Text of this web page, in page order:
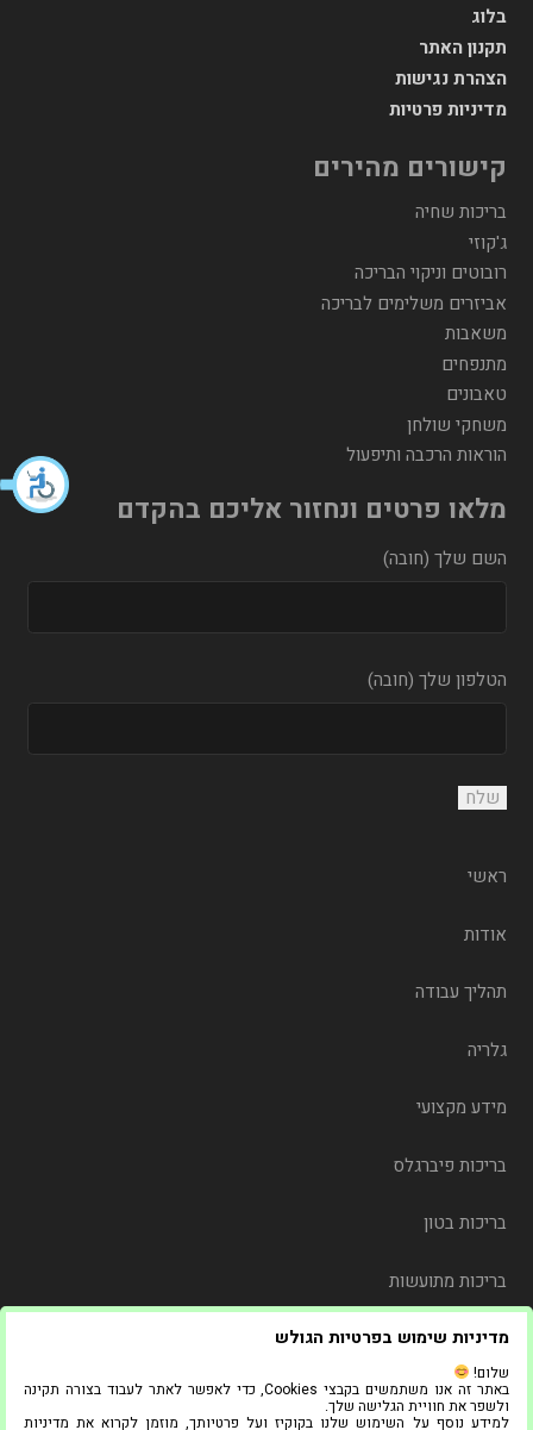
מדיניות שימוש בפרטיות הגולש
שלום!
באתר זה אנו משתמשים בקבצי Cookies, כדי לאפשר לאתר לעבוד בצורה תקינה
ולשפר את חוויית הגלישה שלך.
למידע נוסף על השימוש שלנו בקוקיז ועל פרטיותך, מוזמן לקרוא את מדיניות
בלוג
תקנון האתר
הצהרת נגישות
מדיניות פרטיות
קישורים מהירים
בריכות שחיה
ג'קוזי
רובוטים וניקוי הבריכה
אביזרים משלימים לבריכה
משאבות
מתנפחים
טאבונים
משחקי שולחן
הוראות הרכבה ותיפעול
מלאו פרטים ונחזור אליכם בהקדם
השם שלך (חובה)
הטלפון שלך (חובה)
ראשי
אודות
תהליך עבודה
גלריה
מידע מקצועי
בריכות פיברגלס
בריכות בטון
בריכות מתועשות
משלוח
צור קשר